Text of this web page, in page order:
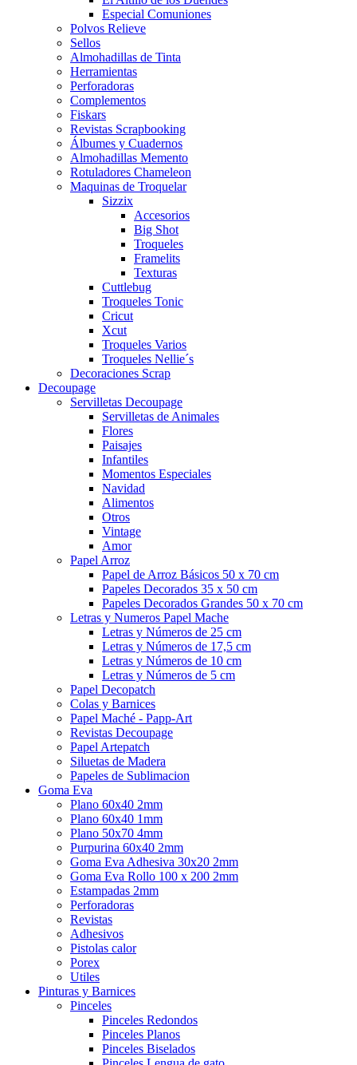
Especial Comuniones
Polvos Relieve
Sellos
Almohadillas de Tinta
Herramientas
Perforadoras
Complementos
Fiskars
Revistas Scrapbooking
Álbumes y Cuadernos
Almohadillas Memento
Rotuladores Chameleon
Maquinas de Troquelar
Sizzix
Accesorios
Big Shot
Troqueles
Framelits
Texturas
Cuttlebug
Troqueles Tonic
Cricut
Xcut
Troqueles Varios
Troqueles Nellie´s
Decoraciones Scrap
Decoupage
Servilletas Decoupage
Servilletas de Animales
Flores
Paisajes
Infantiles
Momentos Especiales
Navidad
Alimentos
Otros
Vintage
Amor
Papel Arroz
Papel de Arroz Básicos 50 x 70 cm
Papeles Decorados 35 x 50 cm
Papeles Decorados Grandes 50 x 70 cm
Letras y Numeros Papel Mache
Letras y Números de 25 cm
Letras y Números de 17,5 cm
Letras y Números de 10 cm
Letras y Números de 5 cm
Papel Decopatch
Colas y Barnices
Papel Maché - Papp-Art
Revistas Decoupage
Papel Artepatch
Siluetas de Madera
Papeles de Sublimacion
Goma Eva
Plano 60x40 2mm
Plano 60x40 1mm
Plano 50x70 4mm
Purpurina 60x40 2mm
Goma Eva Adhesiva 30x20 2mm
Goma Eva Rollo 100 x 200 2mm
Estampadas 2mm
Perforadoras
Revistas
Adhesivos
Pistolas calor
Porex
Utiles
Pinturas y Barnices
Pinceles
Pinceles Redondos
Pinceles Planos
Pinceles Biselados